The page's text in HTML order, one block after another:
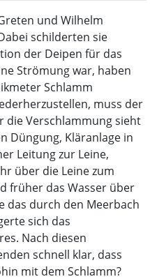
und Wilhelm
schilderten sie
der Deipen für das
Strömung war, haben
Schlamm
muss der
die Verschlammung sieht
Düngung, Kläranlage in
Leitung zur Leine,
über die Leine zum
früher das Wasser über
das durch den Meerbach
sich das
Nach diesen
schnell klar, dass
mit dem Schlamm?